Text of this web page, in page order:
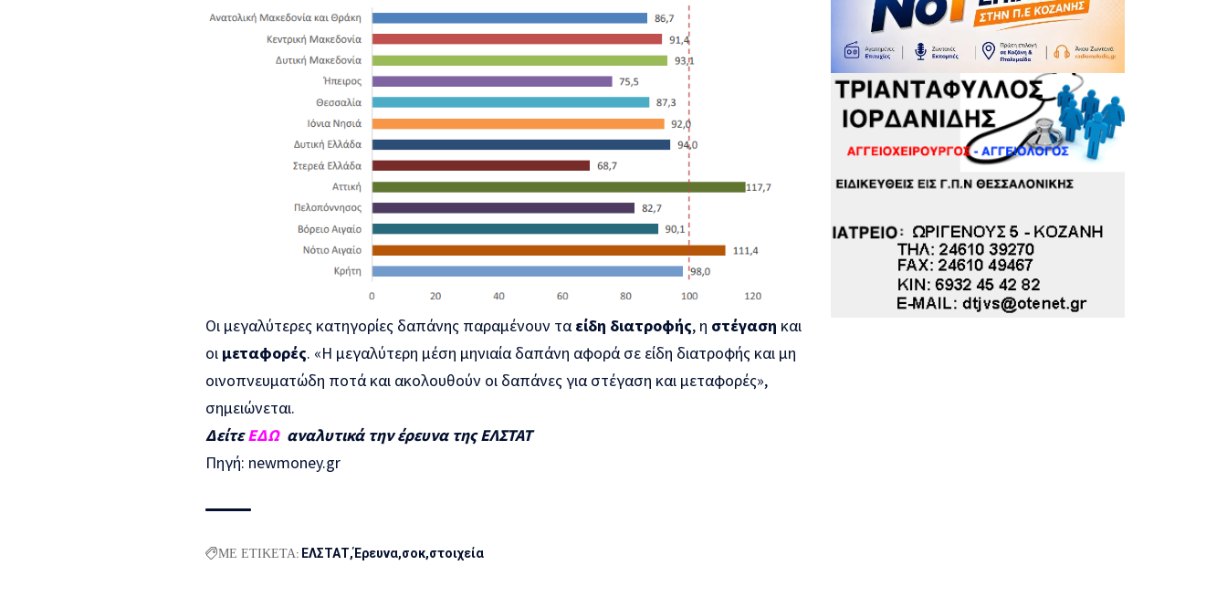
Οι μεγαλύτερες κατηγορίες δαπάνης παραμένουν ταείδη διατροφής, η στέγαση και
οι μεταφορές. «Η μεγαλύτερη μέση μηνιαία δαπάνη αφορά σε είδη διατροφής και μη
οινοπνευματώδη ποτά και ακολουθούν οι δαπάνες για στέγαση και μεταφορές»,
σημειώνεται.
ΔείτεΕΔΩ αναλυτικά την έρευνα της ΕΛΣΤΑΤ
Πηγή: newmoney.gr
ΜΕ ΕΤΙΚΕΤΑ: ΕΛΣΤΑΤ Έρευνα σοκ στοιχεία